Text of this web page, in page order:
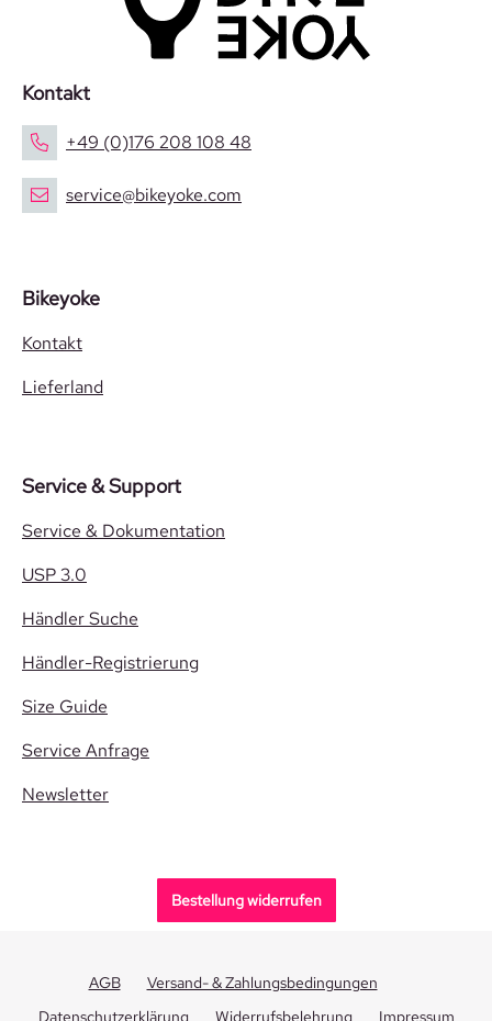
Kontakt
+49 (0)176 208 108 48
service@bikeyoke.com
Bikeyoke
Kontakt
Lieferland
Service & Support
Service & Dokumentation
USP 3.0
Händler Suche
Händler-Registrierung
Size Guide
Service Anfrage
Newsletter
Bestellung widerrufen
AGB
Versand- & Zahlungsbedingungen
Datenschutzerklärung
Widerrufsbelehrung Impressum